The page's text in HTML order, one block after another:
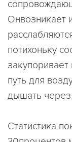
Онвозникает
потихоньку
путь для
дышать через
Статистика